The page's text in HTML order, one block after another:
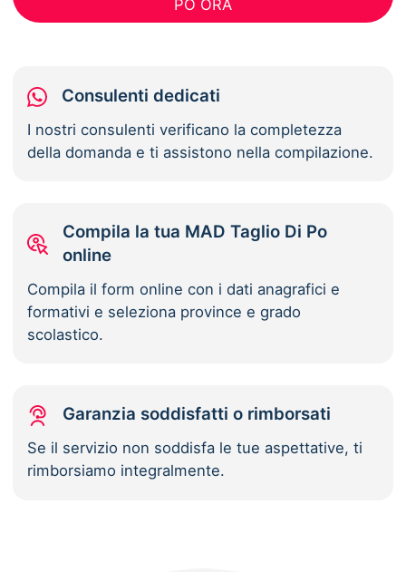
PO ORA
Consulenti dedicati
I nostri consulenti verificano la completezza
della domanda e ti assistono nella compilazione.
Compila la tua MAD Taglio Di Po
online
Compila il form online con i dati anagrafici e
formativi e seleziona province e grado
scolastico.
Garanzia soddisfatti o rimborsati
Se il servizio non soddisfa le tue aspettative, ti
rimborsiamo integralmente.